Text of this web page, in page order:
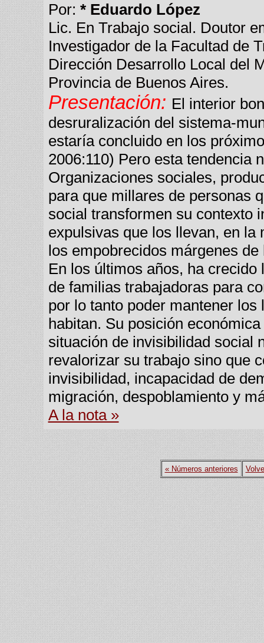
Por: * Eduardo López
Lic. En Trabajo social. Doutor
Investigador de la Facultad de
Dirección Desarrollo Local del
Provincia de Buenos Aires.
Presentación: El interior
desruralización del sistema-
estaría concluido en los
2006:110) Pero esta tendencia
Organizaciones sociales,
para que millares de personas
social transformen su contexto
expulsivas que los llevan, en
los empobrecidos márgenes
En los últimos años, ha
de familias trabajadoras para
por lo tanto poder mantener
habitan. Su posición
situación de invisibilidad social
revalorizar su trabajo sino que
invisibilidad, incapacidad de
migración, despoblamiento y
A la nota »
« Números anteriores